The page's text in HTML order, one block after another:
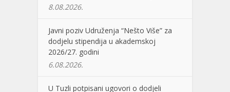
8.08.2026.
Javni poziv Udruženja “Nešto Više” za
dodjelu stipendija u akademskoj
2026/27. godini
6.08.2026.
U Tuzli potpisani ugovori o dodjeli